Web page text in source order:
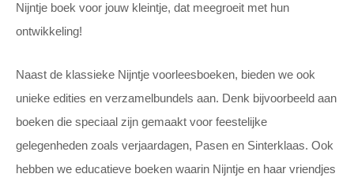
Nijntje boek voor jouw kleintje, dat meegroeit met hun
ontwikkeling!
Naast de klassieke Nijntje voorleesboeken, bieden we ook
unieke edities en verzamelbundels aan. Denk bijvoorbeeld aan
boeken die speciaal zijn gemaakt voor feestelijke
gelegenheden zoals verjaardagen, Pasen en Sinterklaas. Ook
hebben we educatieve boeken waarin Nijntje en haar vriendjes